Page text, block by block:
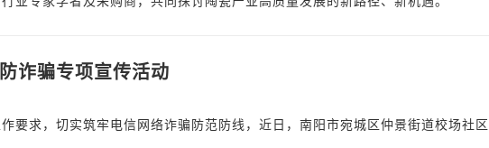
诈骗专项宣传活动
要求，切实筑牢电信网络诈骗防范防线，近日，南阳市宛城区仲景街道校场社区